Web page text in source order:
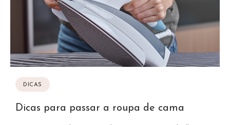
DICAS
Dicas para passar a roupa de cama